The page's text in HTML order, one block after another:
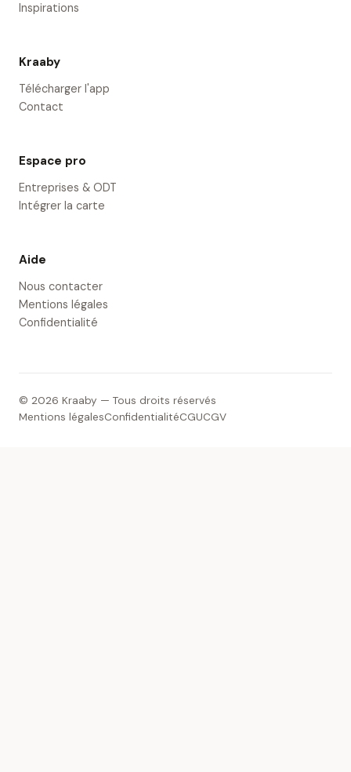
Inspirations
Kraaby
Télécharger l'app
Contact
Espace pro
Entreprises & ODT
Intégrer la carte
Aide
Nous contacter
Mentions légales
Confidentialité
© 2026 Kraaby — Tous droits réservés
Mentions légalesConfidentialitéCGUCGV